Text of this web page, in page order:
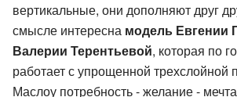
вертикальные, они дополняют друг
смысле интересна модель Евгении
Валерии Терентьевой, которая по
работает с упрощенной трехслойной
Маслоу потребность - желание -